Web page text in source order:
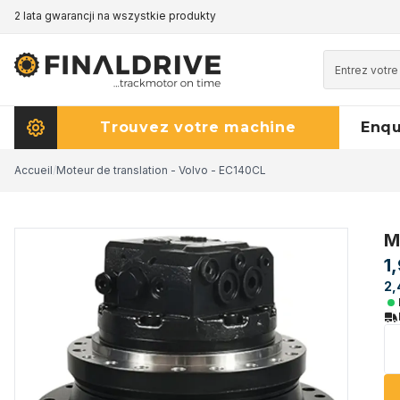
2 lata gwarancji na wszystkie produkty
Trouvez votre machine
Accueil/Moteur de translation - Volvo - EC140CL